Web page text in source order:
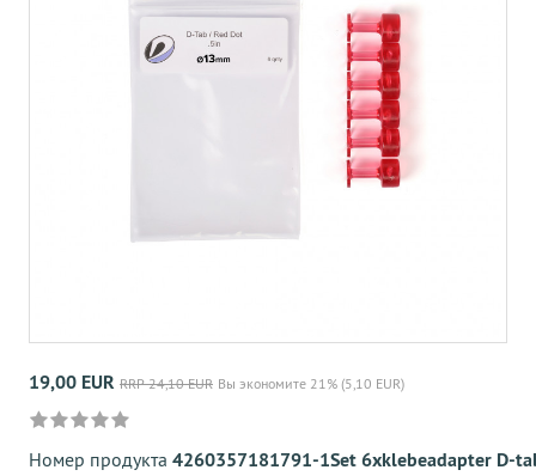
19,00 EUR RRP 24,10 EUR Вы экономите 21% (5,10 EUR)
Номер продукта 4260357181791-1Set 6xklebeadapter D-